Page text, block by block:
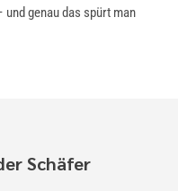
genau das spürt man
Schäfer